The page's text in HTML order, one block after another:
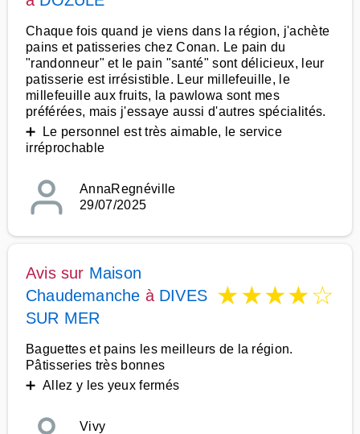
Chaque fois quand je viens dans la région, j'achète
pains et patisseries chez Conan. Le pain du
"randonneur" et le pain "santé" sont délicieux, leur
patisserie est irrésistible. Leur millefeuille, le
millefeuille aux fruits, la pawlowa sont mes
préférées, mais j'essaye aussi d'autres spécialités.
➕ Le personnel est très aimable, le service
irréprochable
AnnaRegnéville
29/07/2025
Avis sur Maison
Chaudemanche à DIVES
SUR MER
★★★★☆
Baguettes et pains les meilleurs de la région.
Pâtisseries très bonnes
➕ Allez y les yeux fermés
Vivy